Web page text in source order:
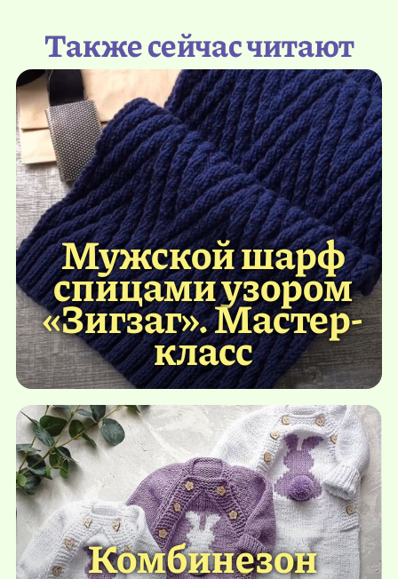
Также сейчас читают
Мужской шарф
спицами узором
«Зигзаг». Мастер-
класс
Комбинезон